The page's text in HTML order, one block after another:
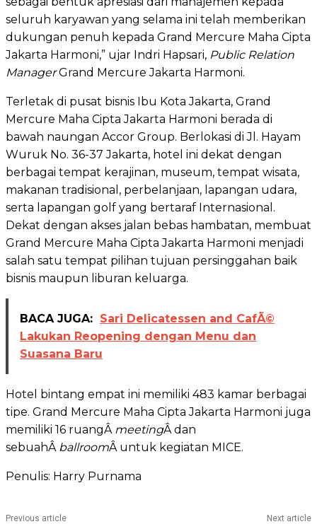
seluruh karyawan yang selama ini telah memberikan
dukungan penuh kepada Grand Mercure Maha Cipta
Jakarta Harmoni,” ujar Indri Hapsari, Public Relation
ManagerGrand Mercure Jakarta Harmoni.
Terletak di pusat bisnis Ibu Kota Jakarta, Grand
Mercure Maha Cipta Jakarta Harmoni berada di
bawah naungan Accor Group. Berlokasi di Jl. Hayam
Wuruk No. 36-37 Jakarta, hotel ini dekat dengan
berbagai tempat kerajinan, museum, tempat wisata,
makanan tradisional, perbelanjaan, lapangan udara,
serta lapangan golf yang bertaraf Internasional.
Dekat dengan akses jalan bebas hambatan, membuat
Grand Mercure Maha Cipta Jakarta Harmoni menjadi
salah satu tempat pilihan tujuan persinggahan baik
bisnis maupun liburan keluarga.
BACA JUGA: Sari Delicatessen and CafÃ©
Lakukan Reopening dengan Menu dan
Suasana Baru
Hotel bintang empat ini memiliki 483 kamar berbagai
tipe. Grand Mercure Maha Cipta Jakarta Harmoni juga
memiliki 16 ruangÂ meetingÂ dan
sebuahÂ ballroomÂ untuk kegiatan MICE.
Penulis: Harry Purnama
Previous article Next article